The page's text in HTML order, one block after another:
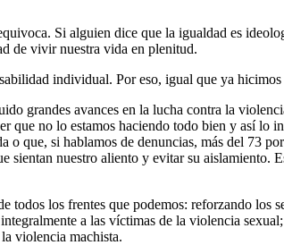
Si alguien dice que la igualdad es
de vivir nuestra vida en plenitud.
individual. Por eso, igual que ya hicimos
grandes avances en la lucha contra la
que no lo estamos haciendo todo bien y así lo
que, si hablamos de denuncias, más del 73
nuestro aliento y evitar su aislamiento.
los frentes que podemos: reforzando los
a las víctimas de la violencia
violencia machista.